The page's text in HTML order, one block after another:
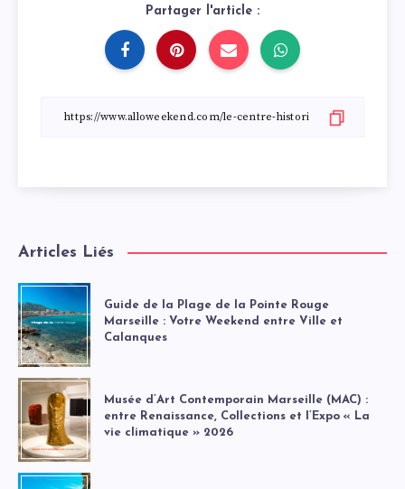
Partager l'article :
Articles Liés
Guide de la Plage de la Pointe Rouge
Marseille : Votre Weekend entre Ville et
Calanques
Musée d’Art Contemporain Marseille (MAC) :
entre Renaissance, Collections et l’Expo « La
vie climatique » 2026